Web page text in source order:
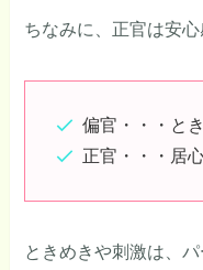
ちなみに、正官は安心
偏官・・・と
正官・・・居
ときめきや刺激は、